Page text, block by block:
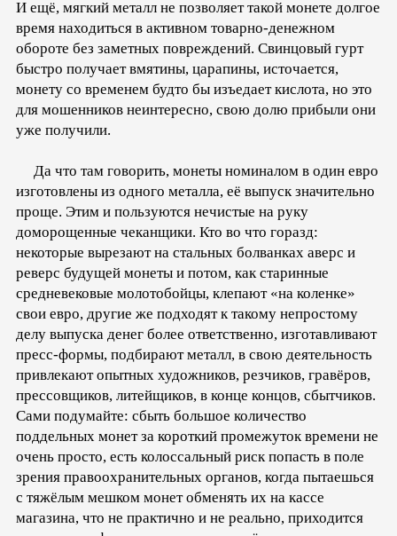
И ещё, мягкий металл не позволяет такой монете долгое
время находиться в активном товарно-денежном
обороте без заметных повреждений. Свинцовый гурт
быстро получает вмятины, царапины, источается,
монету со временем будто бы изъедает кислота, но это
для мошенников неинтересно, свою долю прибыли они
уже получили.
Да что там говорить, монеты номиналом в один евро
изготовлены из одного металла, её выпуск значительно
проще. Этим и пользуются нечистые на руку
доморощенные чеканщики. Кто во что горазд:
некоторые вырезают на стальных болванках аверс и
реверс будущей монеты и потом, как старинные
средневековые молотобойцы, клепают «на коленке»
свои евро, другие же подходят к такому непростому
делу выпуска денег более ответственно, изготавливают
пресс-формы, подбирают металл, в свою деятельность
привлекают опытных художников, резчиков, гравёров,
прессовщиков, литейщиков, в конце концов, сбытчиков.
Сами подумайте: сбыть большое количество
поддельных монет за короткий промежуток времени не
очень просто, есть колоссальный риск попасть в поле
зрения правоохранительных органов, когда пытаешься
с тяжёлым мешком монет обменять их на кассе
магазина, что не практично и не реально, приходится